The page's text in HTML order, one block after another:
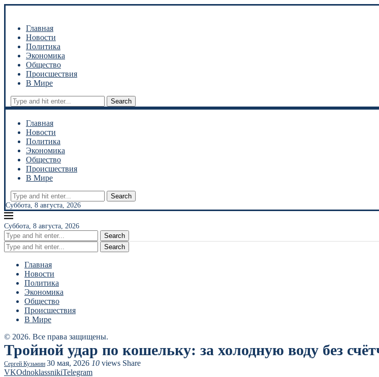
Главная
Новости
Политика
Экономика
Общество
Происшествия
В Мире
Search
Главная
Новости
Политика
Экономика
Общество
Происшествия
В Мире
Search
Суббота, 8 августа, 2026
Суббота, 8 августа, 2026
Search
Search
Главная
Новости
Политика
Экономика
Общество
Происшествия
В Мире
© 2026. Все права защищены.
Тройной удар по кошельку: за холодную воду без
Сергей Кузьмин 30 мая, 2026 10 views Share
VKOdnoklassnikiTelegram